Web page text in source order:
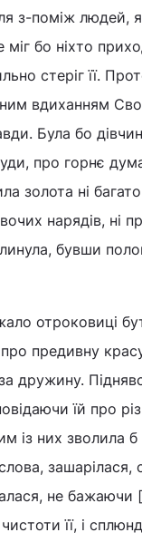
з-поміж людей,
бо ніхто
стеріг її.
вдиханням
Була бо
про горнє
золота ні
нарядів,
бувши
отроковиці
предивну
дружину.
їй про
із них зволила
не
її, і